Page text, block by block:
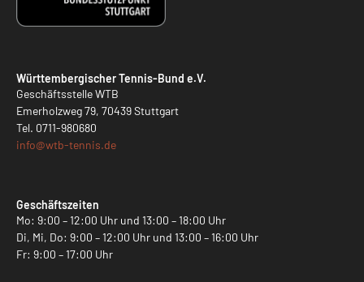
Württembergischer Tennis-Bund e.V.
Geschäftsstelle WTB
Emerholzweg 79, 70439 Stuttgart
Tel. 0711-980680
info@wtb-tennis.de
Geschäftszeiten
Mo: 9:00 – 12:00 Uhr und 13:00 – 18:00 Uhr
Di, Mi, Do: 9:00 – 12:00 Uhr und 13:00 – 16:00 Uhr
Fr: 9:00 – 17:00 Uhr